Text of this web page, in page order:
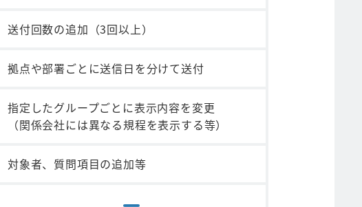
送付回数の追加（3回以上）
拠点や部署ごとに送信日を分けて送付
指定したグループごとに表示内容を変更
（関係会社には異なる規程を表示する等）
対象者、質問項目の追加等